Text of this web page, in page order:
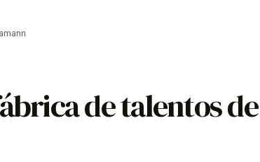
de talentos de